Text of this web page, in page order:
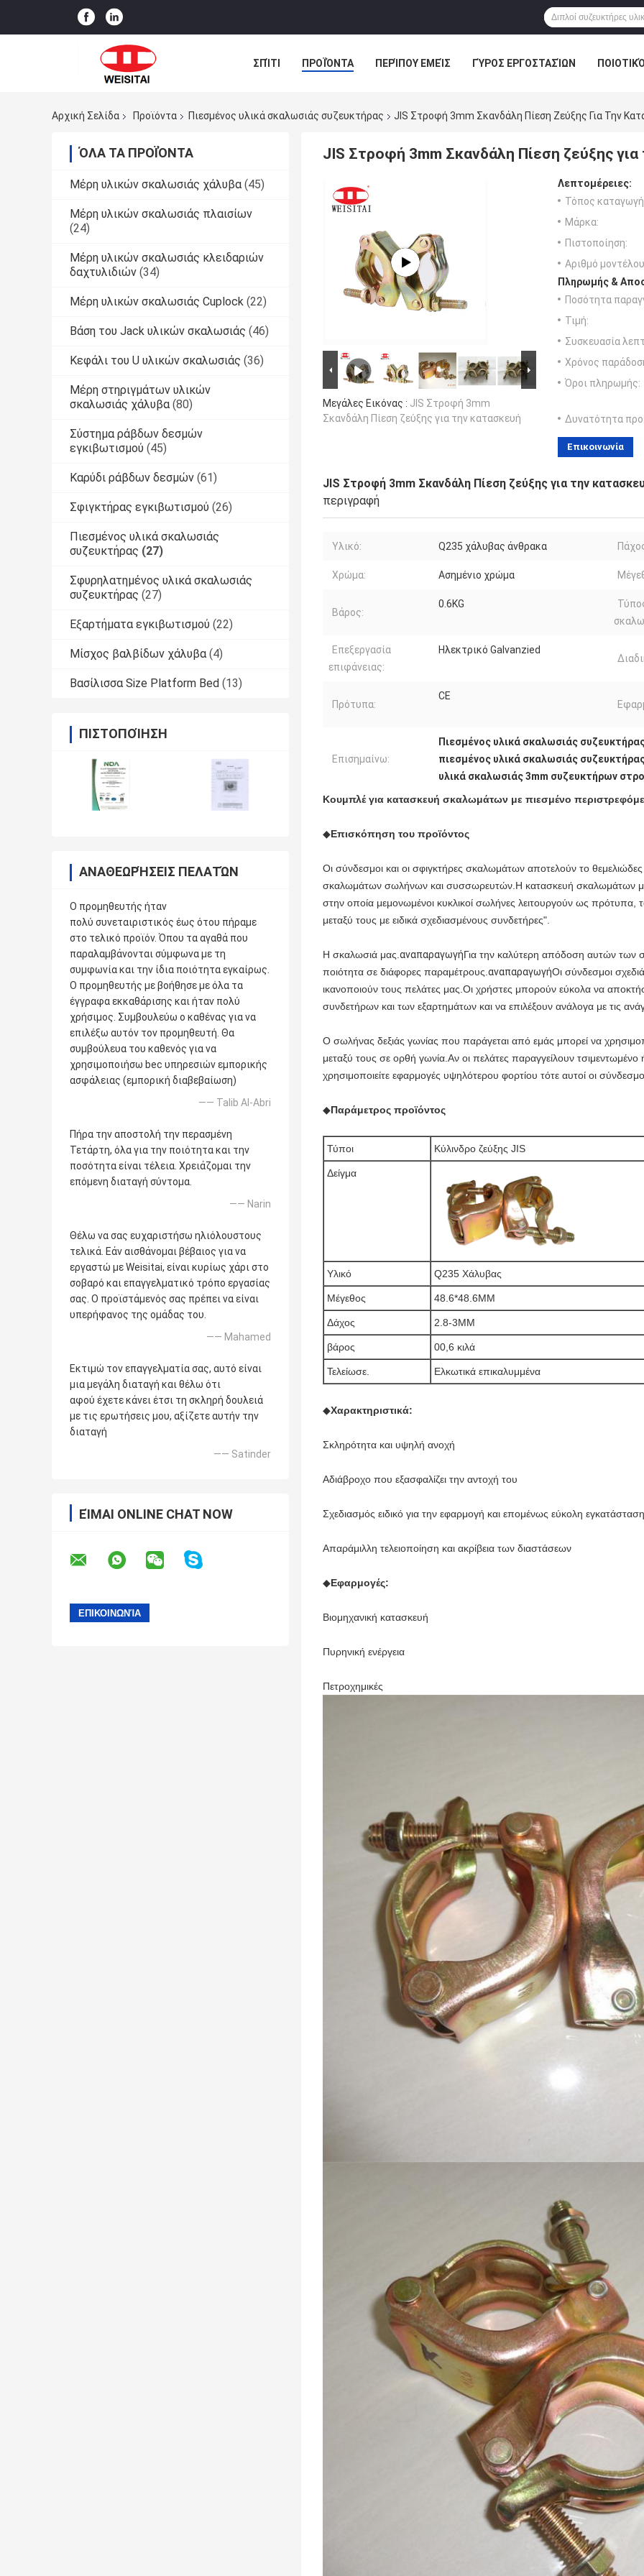
ΣΠΊΤΙ ΠΡΟΪΌΝΤΑ ΠΕΡΊΠΟΥ ΕΜΕΊΣ ΓΎΡΟΣ ΕΡΓΟΣΤΑΣΊΩΝ
Αρχική Σελίδα
Προϊόντα Πιεσμένος υλικά σκαλωσιάς συζευκτήρας JIS Στροφή 3mm Σκανδάλη Πίεση Ζεύξης Για Την
ΌΛΑ ΤΑ ΠΡΟΪΌΝΤΑ
Μέρη υλικών σκαλωσιάς χάλυβα (45)
Μέρη υλικών σκαλωσιάς πλαισίων
(24)
Μέρη υλικών σκαλωσιάς κλειδαριών
δαχτυλιδιών (34)
Μέρη υλικών σκαλωσιάς Cuplock (22)
Βάση του Jack υλικών σκαλωσιάς (46)
Κεφάλι του U υλικών σκαλωσιάς (36)
Μέρη στηριγμάτων υλικών
σκαλωσιάς χάλυβα (80)
Σύστημα ράβδων δεσμών
εγκιβωτισμού (45)
Καρύδι ράβδων δεσμών (61)
Σφιγκτήρας εγκιβωτισμού (26)
Πιεσμένος υλικά σκαλωσιάς
συζευκτήρας (27)
Σφυρηλατημένος υλικά σκαλωσιάς
συζευκτήρας (27)
Εξαρτήματα εγκιβωτισμού (22)
Μίσχος βαλβίδων χάλυβα (4)
Βασίλισσα Size Platform Bed (13)
ΠΙΣΤΟΠΟΊΗΣΗ
ΑΝΑΘΕΩΡΉΣΕΙΣ ΠΕΛΑΤΏΝ
Ο προμηθευτής ήταν
πολύ συνεταιριστικός έως ότου πήραμε
στο τελικό προϊόν. Όπου τα αγαθά που
παραλαμβάνονται σύμφωνα με τη
συμφωνία και την ίδια ποιότητα εγκαίρως.
Ο προμηθευτής με βοήθησε με όλα τα
έγγραφα εκκαθάρισης και ήταν πολύ
χρήσιμος. Συμβουλεύω ο καθένας για να
επιλέξω αυτόν τον προμηθευτή. Θα
συμβούλευα του καθενός για να
χρησιμοποιήσω bec υπηρεσιών εμπορικής
ασφάλειας (εμπορική διαβεβαίωση)
—— Talib Al-Abri
Πήρα την αποστολή την περασμένη
Τετάρτη, όλα για την ποιότητα και την
ποσότητα είναι τέλεια. Χρειάζομαι την
επόμενη διαταγή σύντομα.
—— Narin
Θέλω να σας ευχαριστήσω ηλιόλουστους
τελικά. Εάν αισθάνομαι βέβαιος για να
εργαστώ με Weisitai, είναι κυρίως χάρι στο
σοβαρό και επαγγελματικό τρόπο εργασίας
σας. Ο προϊστάμενός σας πρέπει να είναι
υπερήφανος της ομάδας του.
—— Mahamed
Εκτιμώ τον επαγγελματία σας, αυτό είναι
μια μεγάλη διαταγή και θέλω ότι
αφού έχετε κάνει έτσι τη σκληρή δουλειά
με τις ερωτήσεις μου, αξίζετε αυτήν την
διαταγή
—— Satinder
ΕΊΜΑΙ ONLINE CHAT NOW
JIS Στροφή 3mm Σκανδάλη Πίεση ζεύξης
Μεγάλες Εικόνας : JIS Στροφή 3mm
Σκανδάλη Πίεση ζεύξης για την κατασκευή
Λεπτομέρειες:
Τόπος
Μάρκα:
Πιστοποίηση:
Αριθμό
Πληρωμής &
Ποσότητα
Τιμή:
Συσκευασία
Χρόνος
Όροι πληρωμής:
Δυνατότητα
Επικοινωνία
JIS Στροφή 3mm Σκανδάλη Πίεση ζεύξης για την
περιγραφή
Υλικό: Q235 χάλυβας άνθρακα
Χρώμα: Ασημένιο χρώμα
Βάρος:
0.6KG
Επεξεργασία
επιφάνειας:
Ηλεκτρικό Galvanzied
Πρότυπα:
CE
Επισημαίνω:
Πιεσμένος υλικά σκαλωσιάς
πιεσμένος υλικά σκαλωσιάς
υλικά σκαλωσιάς 3mm συζευκτήρων
Κουμπλέ για κατασκευή σκαλωμάτων με πιεσμένο
◆Επισκόπηση του προϊόντος
Οι σύνδεσμοι και οι σφιγκτήρες σκαλωμάτων αποτελούν το
σκαλωμάτων σωλήνων και συσσωρευτών.Η κατασκευή σκαλωμάτων με
στην οποία μεμονωμένοι κυκλικοί σωλήνες λειτουργούν ως πρότυπα,
μεταξύ τους με ειδικά σχεδιασμένους συνδετήρες".
Η σκαλωσιά μας.αναπαραγωγήΓια την καλύτερη απόδοση αυτών των
ποιότητα σε διάφορες παραμέτρους.αναπαραγωγήΟι σύνδεσμοι
ικανοποιούν τους πελάτες μας.Οι χρήστες μπορούν εύκολα να
συνδετήρων και των εξαρτημάτων και να επιλέξουν ανάλογα με τις
Ο σωλήνας δεξιάς γωνίας που παράγεται από εμάς μπορεί να
μεταξύ τους σε ορθή γωνία.Αν οι πελάτες παραγγείλουν
χρησιμοποιείτε εφαρμογές υψηλότερου φορτίου τότε αυτοί οι
◆Παράμετρος προϊόντος
Τύποι Κύλινδρο ζεύξης JIS
Δείγμα
Υλικό Q235 Χάλυβας
Μέγεθος 48.6*48.6MM
Δάχος 2.8-3MM
βάρος 00,6 κιλά
Τελείωσε. Ελκωτικά επικαλυμμένα
◆Χαρακτηριστικά:
Σκληρότητα και υψηλή ανοχή
Αδιάβροχο που εξασφαλίζει την αντοχή του
Σχεδιασμός ειδικό για την εφαρμογή και επομένως εύκολη εγκατάσταση
Απαράμιλλη τελειοποίηση και ακρίβεια των διαστάσεων
◆Εφαρμογές:
Βιομηχανική κατασκευή
Πυρηνική ενέργεια
Πετροχημικές